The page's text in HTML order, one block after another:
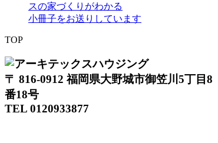
スの家づくりがわかる
小冊子をお送りしています
TOP
〒 816-0912 福岡県大野城市御笠川5丁目8
番18号
TEL 0120933877